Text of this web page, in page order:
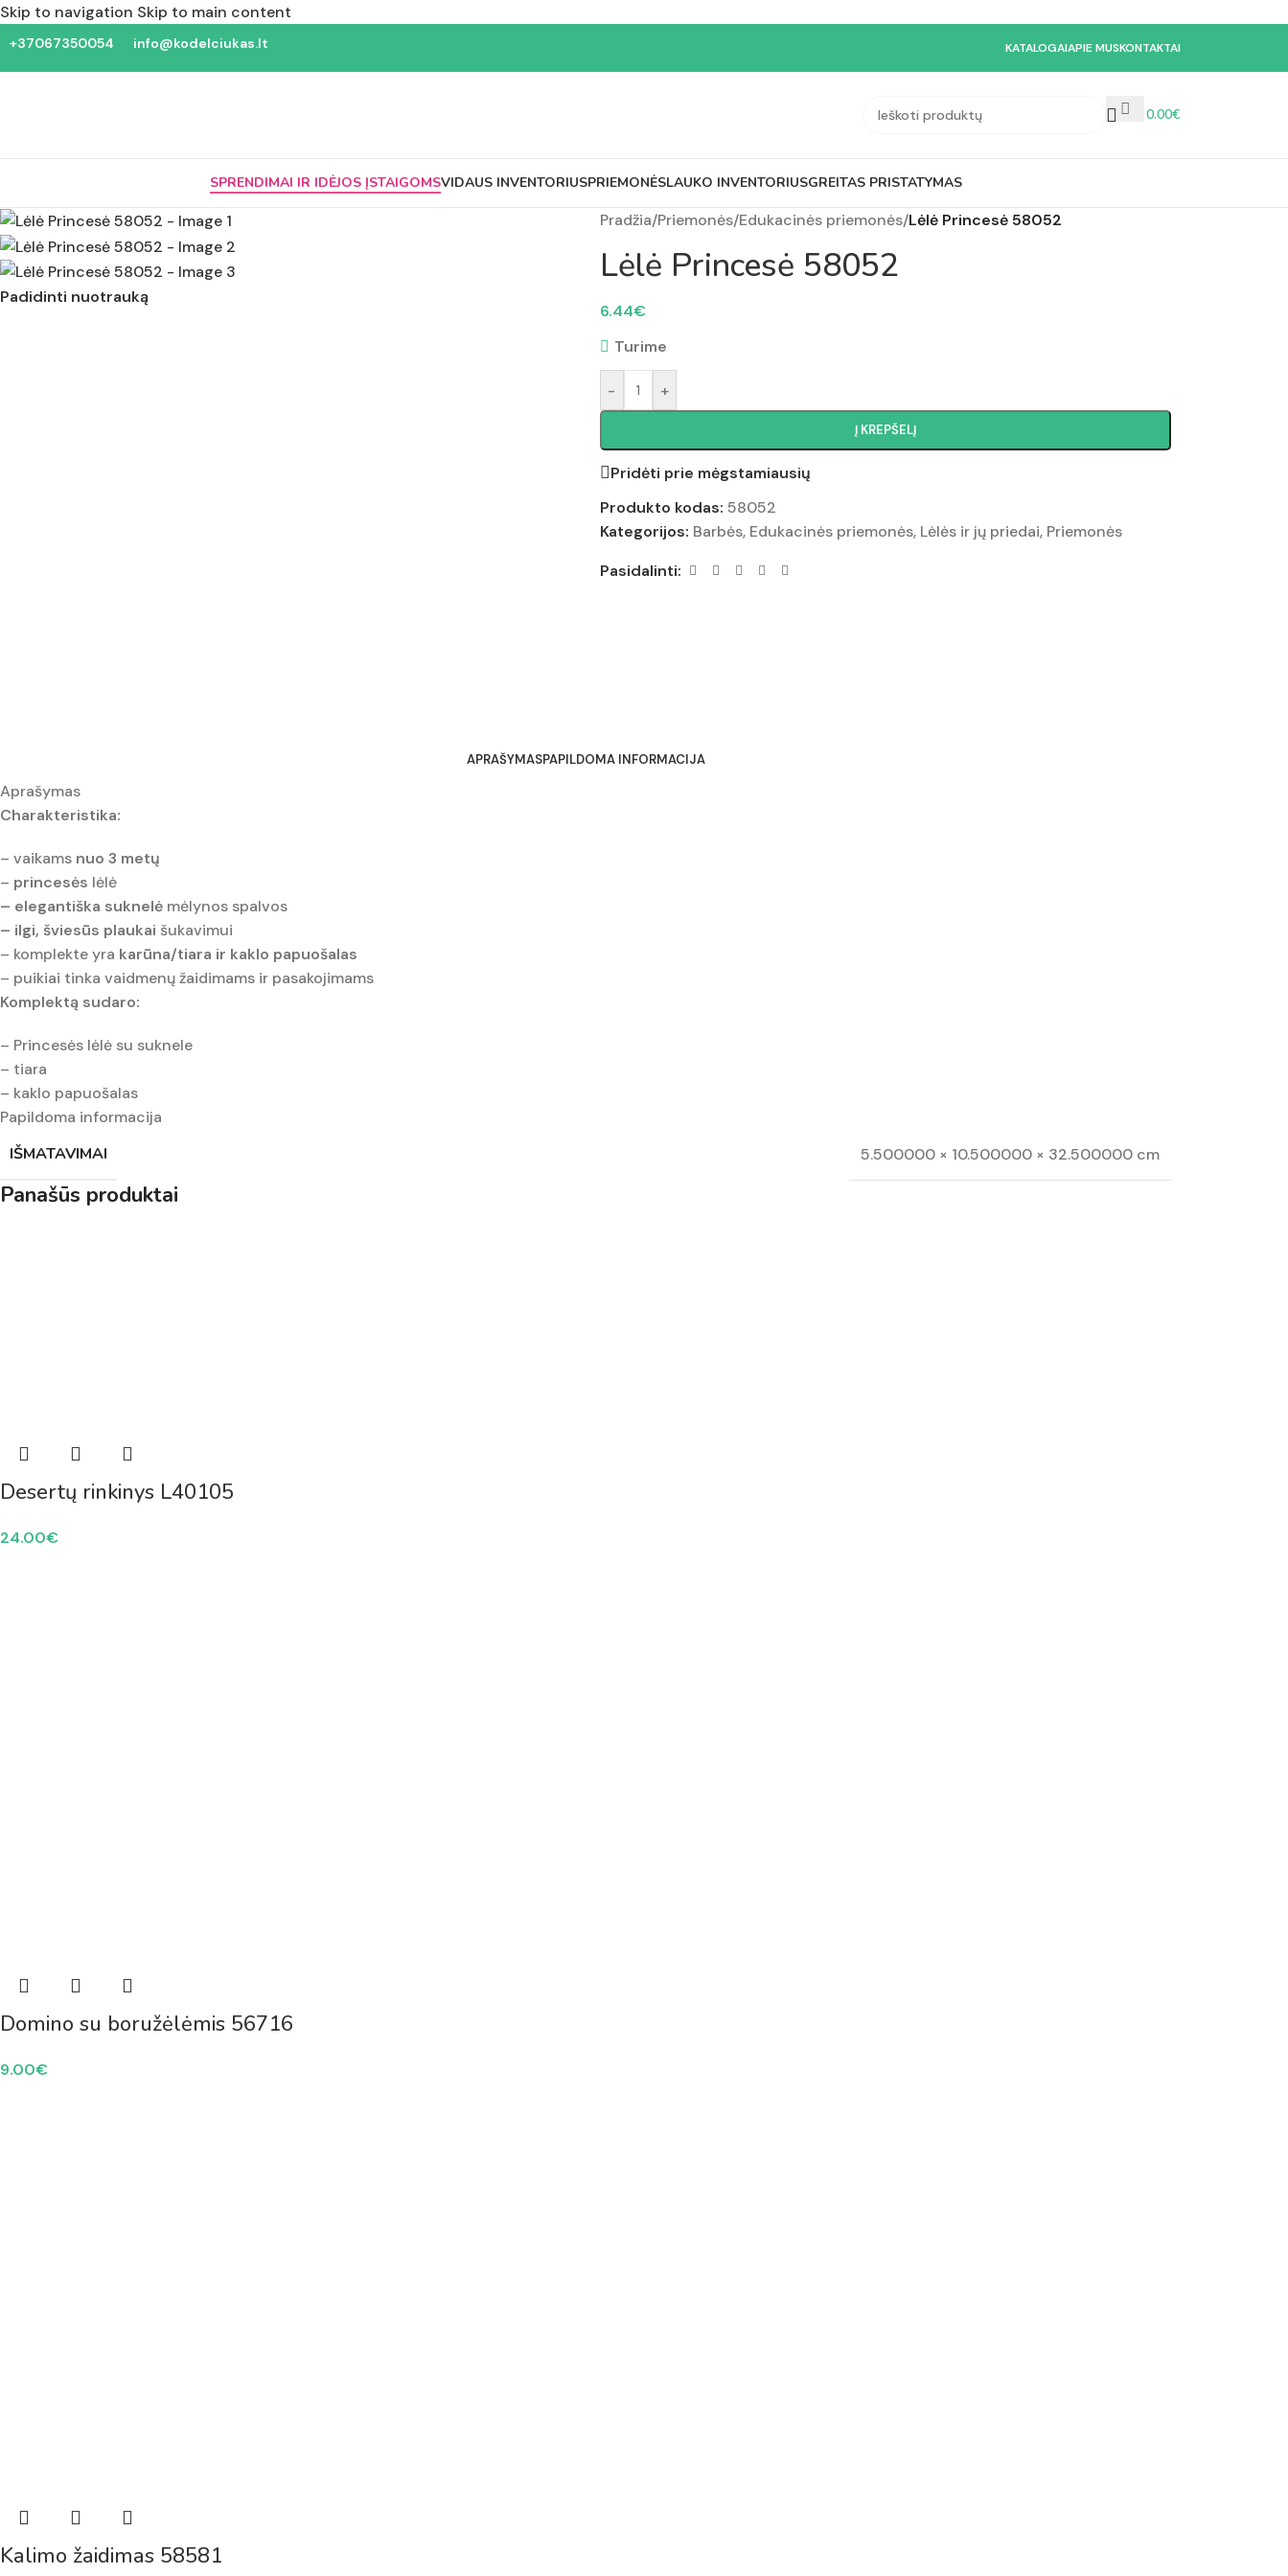
Skip to navigation Skip to main content
+37067350054 info@kodelciukas.lt KATALOGAIAPIE MUSKONTAKTAI
0.00€
SPRENDIMAI IR IDĖJOS ĮSTAIGOMSVIDAUS INVENTORIUSPRIEMONĖSLAUKO INVENTORIUSGREITAS PRISTATYMAS
Padidinti nuotrauką
Pradžia/Priemonės/Edukacinės priemonės/Lėlė Princesė 58052
Lėlė Princesė 58052
6.44€
Turime
- +
Į KREPŠELĮ
Pridėti prie mėgstamiausių
Produkto kodas: 58052
Kategorijos: Barbės, Edukacinės priemonės, Lėlės ir jų priedai, Priemonės
Pasidalinti:
APRAŠYMASPAPILDOMA INFORMACIJA
Aprašymas
Charakteristika:
– vaikams nuo 3 metų
– princesės lėlė
– elegantiška suknelė mėlynos spalvos
– ilgi, šviesūs plaukai šukavimui
– komplekte yra karūna/tiara ir kaklo papuošalas
– puikiai tinka vaidmenų žaidimams ir pasakojimams
Komplektą sudaro:
– Princesės lėlė su suknele
– tiara
– kaklo papuošalas
Papildoma informacija
IŠMATAVIMAI 5.500000 × 10.500000 × 32.500000 cm
Panašūs produktai
Desertų rinkinys L40105
24.00€
Domino su boružėlėmis 56716
9.00€
Kalimo žaidimas 58581